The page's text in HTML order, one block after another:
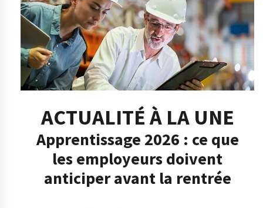
ACTUALITÉ À LA UNE
Apprentissage 2026 : ce que
les employeurs doivent
anticiper avant la rentrée